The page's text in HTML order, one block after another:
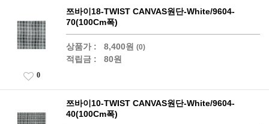
쯔바이18-TWIST CANVAS원단-White/9604-
70(100Cm폭)
상품가 : 8,400원 (0)
적립금 : 80원
0
쯔바이10-TWIST CANVAS원단-White/9604-
40(100Cm폭)